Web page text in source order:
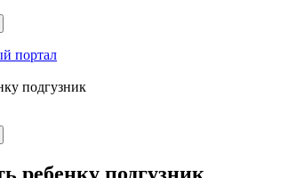
портал
подгузник